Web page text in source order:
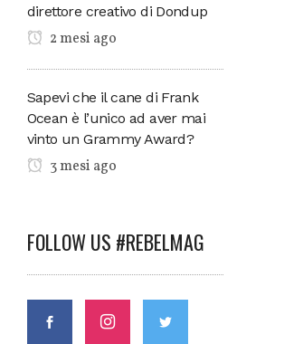
direttore creativo di Dondup
2 mesi ago
Sapevi che il cane di Frank
Ocean è l’unico ad aver mai
vinto un Grammy Award?
3 mesi ago
FOLLOW US #REBELMAG